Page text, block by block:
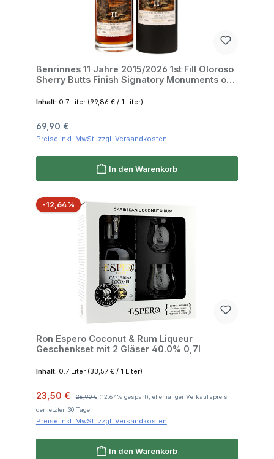
Benrinnes 11 Jahre 2015/2026 1st Fill Oloroso
Sherry Butts Finish Signatory Monuments of
Inhalt: 0.7 Liter (99,86 € / 1 Liter)
Regulärer Preis:
69,90 €
Preise inkl. MwSt. zzgl. Versandkosten
In den Warenkorb
-12,64%Rabatt
Ron Espero Coconut & Rum Liqueur
Geschenkset mit 2 Gläser 40.0% 0,7l
Inhalt: 0.7 Liter (33,57 € / 1 Liter)
Verkaufspreis:
23,50 € 26,90 € (12.64% gespart), ehemaliger Verkaufspreis
der letzten 30 Tage
Preise inkl. MwSt. zzgl. Versandkosten
In den Warenkorb